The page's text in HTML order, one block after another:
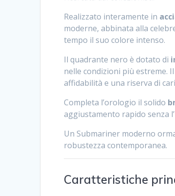
Realizzato interamente in
moderne, abbinata alla
tempo il suo colore intenso.
Il quadrante nero è dotato di
nelle condizioni più estreme.
affidabilità e una riserva di
Completa l’orologio il solido
aggiustamento rapido senza
Un Submariner moderno
robustezza contemporanea.
Caratteristiche